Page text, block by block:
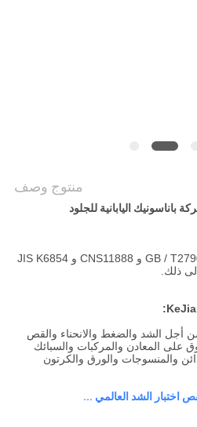
منتوج وصف
باناسونيك اليابانية للجلود
ASTM D903 و GB / T2790 / 2791/2792 و CNS11888 و JIS K6854
أجل الشد والضغط والانحناء والقص
على المعادن والمركبات والسبائك
والمنسوجات والورق والكرتون